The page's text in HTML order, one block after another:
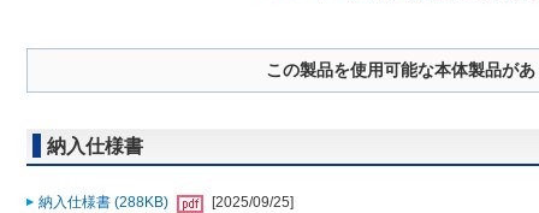
この製品を使用可能な本体製品が
納入仕様書
納入仕様書 (288KB) [2025/09/25]